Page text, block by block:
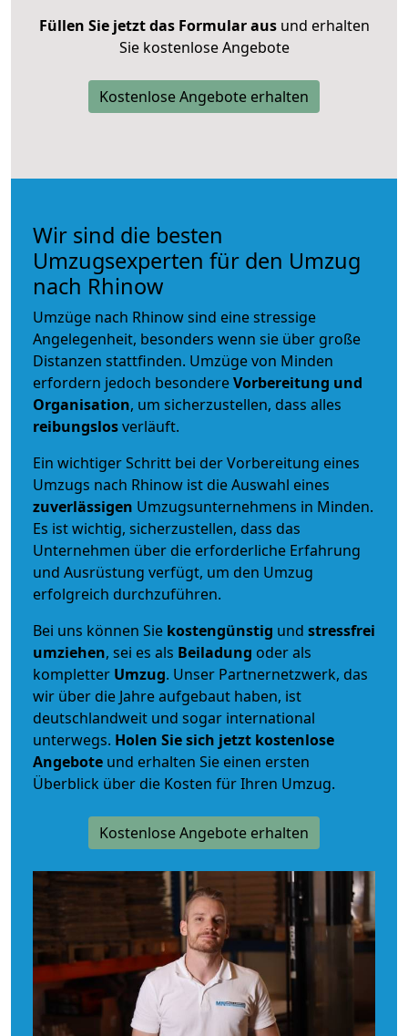
Füllen Sie jetzt das Formular ausund erhalten
Sie kostenlose Angebote
Kostenlose Angebote erhalten
Wir sind die besten
Umzugsexperten für den Umzug
nach Rhinow
Umzüge nach Rhinow sind eine stressige
Angelegenheit, besonders wenn sie über große
Distanzen stattfinden. Umzüge von Minden
erfordern jedoch besondereVorbereitung und
Organisation, um sicherzustellen, dass alles
reibungslosverläuft.
Ein wichtiger Schritt bei der Vorbereitung eines
Umzugs nach Rhinow ist die Auswahl eines
zuverlässigen Umzugsunternehmens in Minden.
Es ist wichtig, sicherzustellen, dass das
Unternehmen über die erforderliche Erfahrung
und Ausrüstung verfügt, um den Umzug
erfolgreich durchzuführen.
Bei uns können Sie kostengünstig und stressfrei
umziehen, sei es als Beiladung oder als
kompletter Umzug. Unser Partnernetzwerk, das
wir über die Jahre aufgebaut haben, ist
deutschlandweit und sogar international
unterwegs. Holen Sie sich jetzt kostenlose
Angebote und erhalten Sie einen ersten
Überblick über die Kosten für Ihren Umzug.
Kostenlose Angebote erhalten